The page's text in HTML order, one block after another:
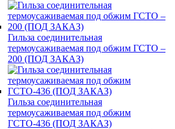
Гильза соединительная
термоусаживаемая под обжим ГСТО –
200 (ПОД ЗАКАЗ)
Гильза соединительная
термоусаживаемая под обжим
ГСТО-436 (ПОД ЗАКАЗ)